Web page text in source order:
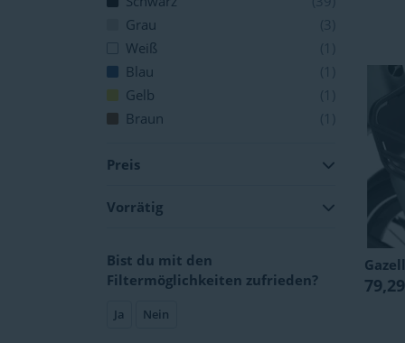
Grau
(3)
Weiß
(1)
Blau
(1)
Gelb
(1)
Braun
(1)
Preis
Vorrätig
Bist du mit den
Filtermöglichkeiten zufrieden?
Ja Nein
79,29